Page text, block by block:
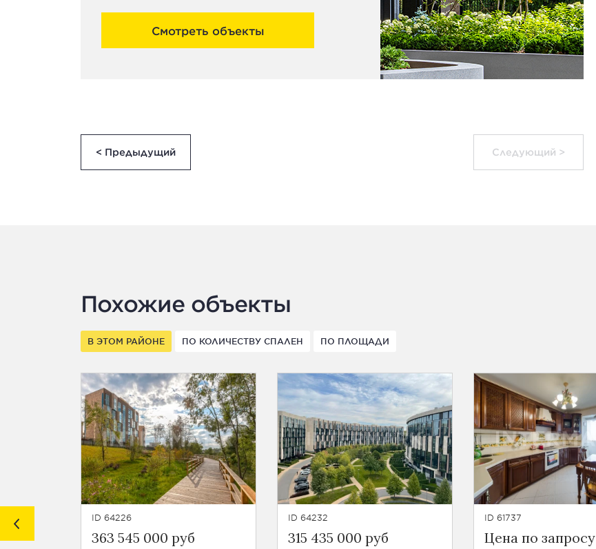
Смотреть объекты
< Предыдущий Следующий >
Похожие объекты
В ЭТОМ РАЙОНЕ ПО КОЛИЧЕСТВУ СПАЛЕН ПО ПЛОЩАДИ
ID 64226
363 545 000 руб
ID 64232
315 435 000 руб
ID 61737
Цена по запросу